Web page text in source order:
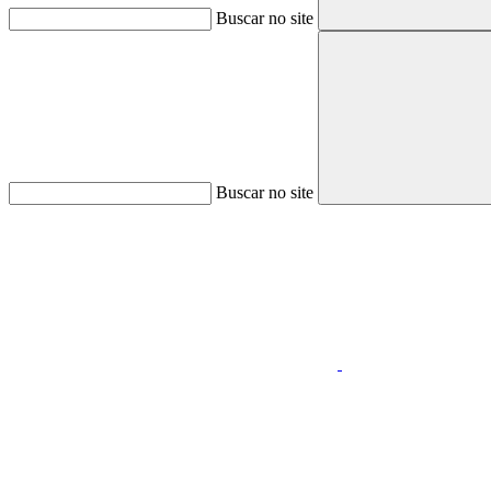
Buscar no site
Buscar no site